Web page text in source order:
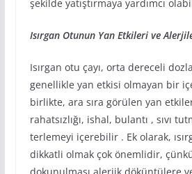
şekilde yatıştırmaya yardımcı
Isırgan Otunun Yan Etkileri ve
Isırgan otu çayı, orta dereceli
genellikle yan etkisi olmayan bir
birlikte, ara sıra görülen yan
rahatsızlığı, ishal, bulantı , sıvı
terlemeyi içerebilir . Ek olarak,
dikkatli olmak çok önemlidir,